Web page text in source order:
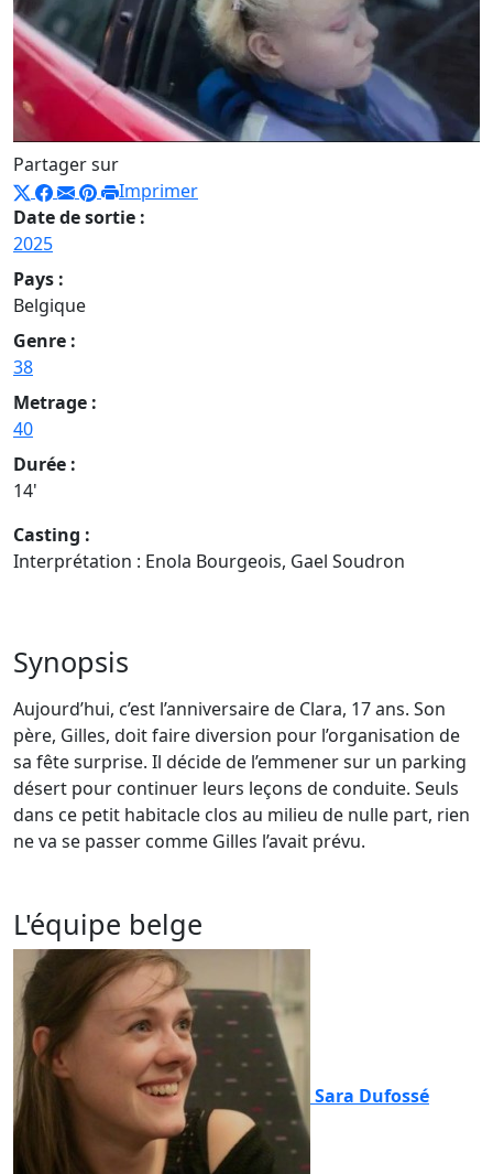
Partager sur
Imprimer
Date de sortie :
2025
Pays :
Belgique
Genre :
38
Metrage :
40
Durée :
14'
Casting :
Interprétation : Enola Bourgeois, Gael Soudron
Synopsis
Aujourd’hui, c’est l’anniversaire de Clara, 17 ans. Son
père, Gilles, doit faire diversion pour l’organisation de
sa fête surprise. Il décide de l’emmener sur un parking
désert pour continuer leurs leçons de conduite. Seuls
dans ce petit habitacle clos au milieu de nulle part, rien
ne va se passer comme Gilles l’avait prévu.
L'équipe belge
Sara Dufossé